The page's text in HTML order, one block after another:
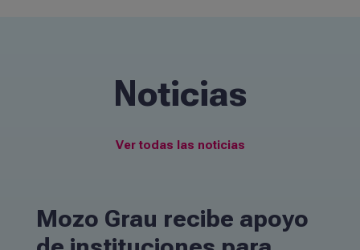
Noticias
Ver todas las noticias
Mozo Grau recibe apoyo